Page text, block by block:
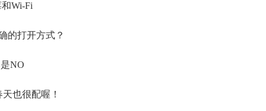
Wi-Fi
的打开方式？
NO
也很配喔！